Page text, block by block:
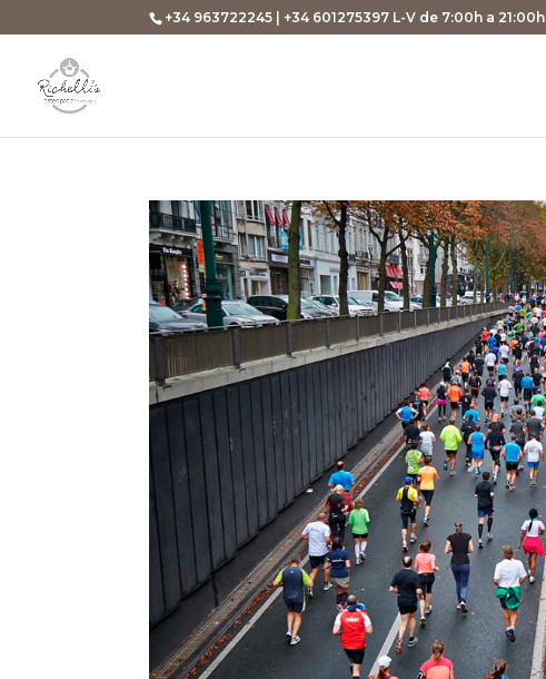
+34 963722245 | +34 601275397 L-V de 7:00h a 21:00h